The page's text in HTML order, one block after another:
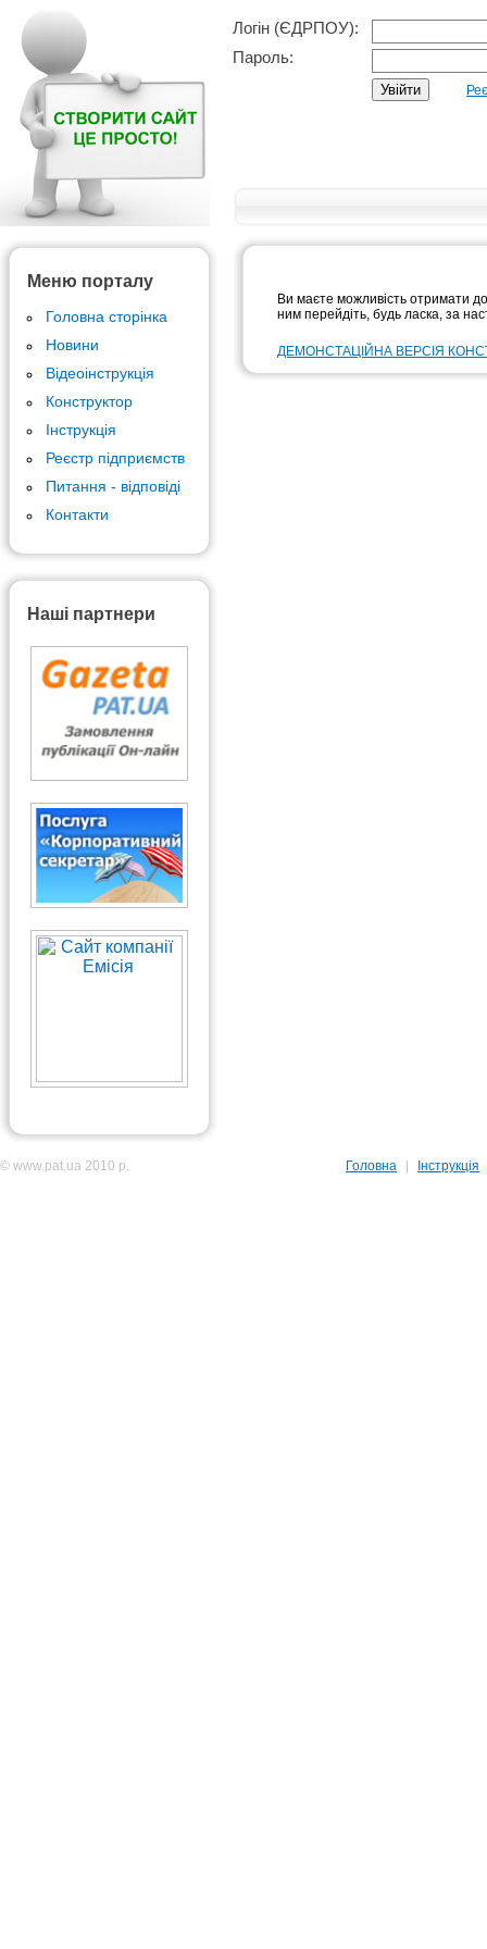
Логін (ЄДРПОУ):
Пароль:
Меню порталу
Головна сторінка
Новини
Відеоінструкція
Конструктор
Інструкція
Реєстр підприємств
Питання - відповіді
Контакти
Наші партнери
Ви маєте можливість отримати
ним перейдіть, будь ласка, за
ДЕМОНСТАЦІЙНА ВЕРСІЯ
© www.pat.ua 2010 р. Головна Інструкція